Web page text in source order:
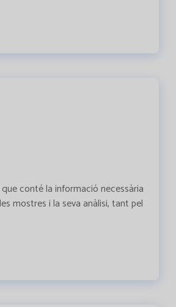
conté la informació necessària
mostres i la seva anàlisi, tant pel